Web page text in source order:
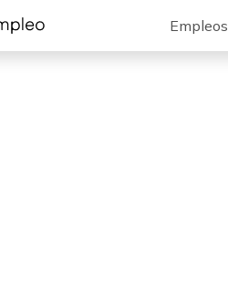
Empleos